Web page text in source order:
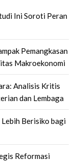
Ini Soroti Peran
Pemangkasan
Makroekonomi
Analisis Kritis
dan Lembaga
Berisiko bagi
Reformasi